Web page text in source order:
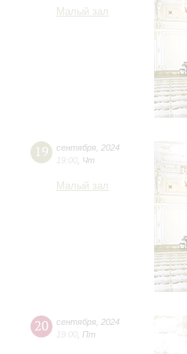
Малый зал
19 сентября 2024
19:00 Чт
Малый зал
20 сентября 2024
19:00 Пт